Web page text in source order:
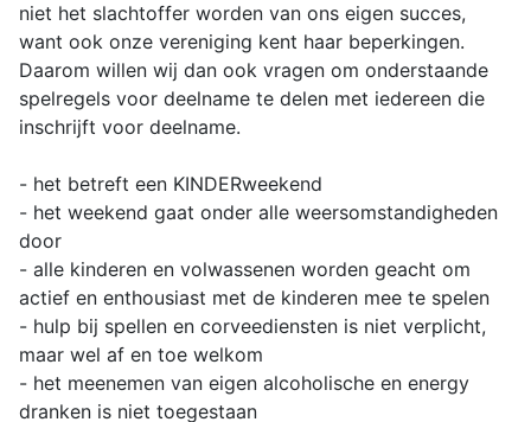
niet het slachtoffer worden van ons eigen succes,
want ook onze vereniging kent haar beperkingen.
Daarom willen wij dan ook vragen om onderstaande
spelregels voor deelname te delen met iedereen die
inschrijft voor deelname.
- het betreft een KINDERweekend
- het weekend gaat onder alle weersomstandigheden
door
- alle kinderen en volwassenen worden geacht om
actief en enthousiast met de kinderen mee te spelen
- hulp bij spellen en corveediensten is niet verplicht,
maar wel af en toe welkom
- het meenemen van eigen alcoholische en energy
dranken is niet toegestaan